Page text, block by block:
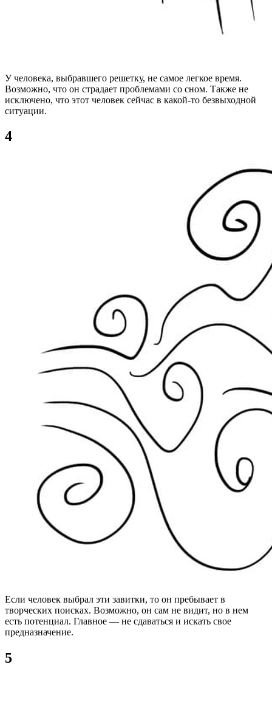
У человека, выбравшего решетку, не самое легкое время.
Возможно, что он страдает проблемами со сном. Также не
исключено, что этот человек сейчас в какой-то безвыходной
ситуации.
4
Если человек выбрал эти завитки, то он пребывает в
творческих поисках. Возможно, он сам не видит, но в нем
есть потенциал. Главное — не сдаваться и искать свое
предназначение.
5